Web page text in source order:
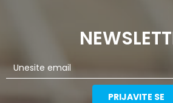
PRIJAVITE SE